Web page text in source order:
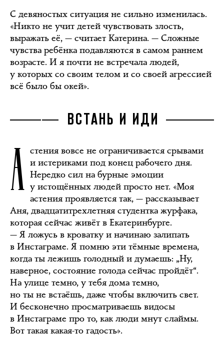
С девяностых ситуация не сильно изменилась.
«Никто не учит детей чувствовать злость,
выражать её, — считает Катерина. — Сложные
чувства ребёнка подавляются в самом раннем
возрасте. И я почти не встречала людей,
у которых со своим телом и со своей агрессией
всё было бы окей».
ВСТАНЬ И ИДИ
А стения вовсе не ограничивается срывами
и истериками под конец рабочего дня.
Нередко сил на бурные эмоции
у истощённых людей просто нет. «Моя
астения проявляется так, — рассказывает
Аня, двадцатитрехлетняя студентка журфака,
которая сейчас живёт в Екатеринбурге.
— Я ложусь в кроватку и начинаю залипать
в Инстаграме. Я помню эти тёмные времена,
когда ты лежишь голодный и думаешь: „Ну,
наверное, состояние голода сейчас пройдёт“.
На улице темно, у тебя дома темно,
но ты не встаёшь, даже чтобы включить свет.
И бесконечно просматриваешь видосы
в Инстаграме про то, как люди мнут слаймы.
Вот такая какая-то гадость».